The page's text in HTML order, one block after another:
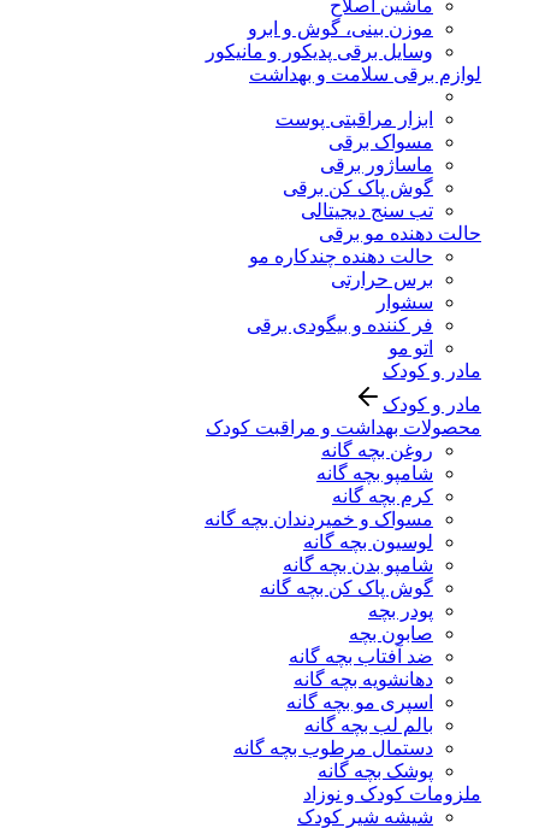
ماشین اصلاح
موزن بینی، گوش و ابرو
وسایل برقی پدیکور و مانیکور
لوازم برقی سلامت و بهداشت
ابزار مراقبتی پوست
مسواک برقی
ماساژور برقی
گوش پاک کن برقی
تب سنج دیجیتالی
حالت دهنده مو برقی
حالت دهنده چندکاره مو
برس حرارتی
سشوار
فر کننده و بیگودی برقی
اتو مو
مادر و کودک
مادر و کودک
محصولات بهداشت و مراقبت کودک
روغن بچه گانه
شامپو بچه گانه
کرم بچه گانه
مسواک و خمیردندان بچه گانه
لوسیون بچه گانه
شامپو بدن بچه گانه
گوش پاک کن بچه گانه
پودر بچه
صابون بچه
ضد آفتاب بچه گانه
دهانشویه بچه گانه
اسپری مو بچه گانه
بالم لب بچه گانه
دستمال مرطوب بچه گانه
پوشک بچه گانه
ملزومات کودک و نوزاد
شیشه شیر کودک